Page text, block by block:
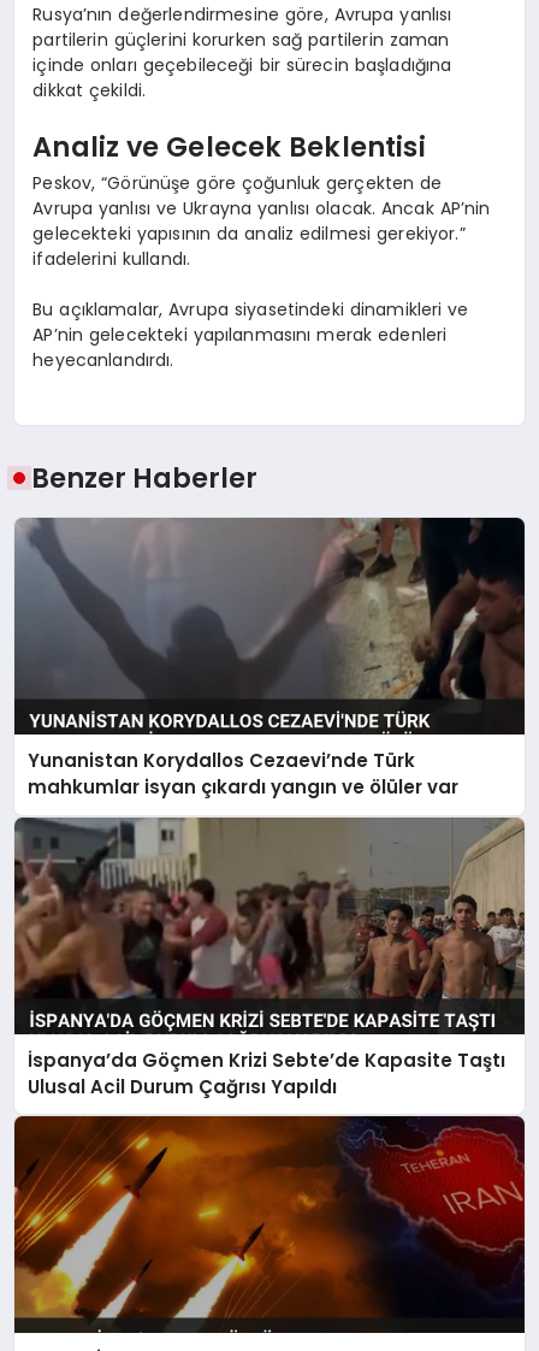
Rusya’nın değerlendirmesine göre, Avrupa yanlısı
partilerin güçlerini korurken sağ partilerin zaman
içinde onları geçebileceği bir sürecin başladığına
dikkat çekildi.
Analiz ve Gelecek Beklentisi
Peskov, “Görünüşe göre çoğunluk gerçekten de
Avrupa yanlısı ve Ukrayna yanlısı olacak. Ancak AP’nin
gelecekteki yapısının da analiz edilmesi gerekiyor.”
ifadelerini kullandı.
Bu açıklamalar, Avrupa siyasetindeki dinamikleri ve
AP’nin gelecekteki yapılanmasını merak edenleri
heyecanlandırdı.
Benzer Haberler
Yunanistan Korydallos Cezaevi’nde Türk
mahkumlar isyan çıkardı yangın ve ölüler var
İspanya’da Göçmen Krizi Sebte’de Kapasite Taştı
Ulusal Acil Durum Çağrısı Yapıldı